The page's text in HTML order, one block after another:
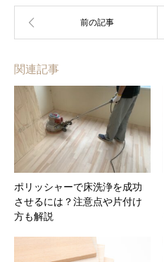
関連記事
ポリッシャーで床洗浄を成功
させるには？注意点や片付け
方も解説